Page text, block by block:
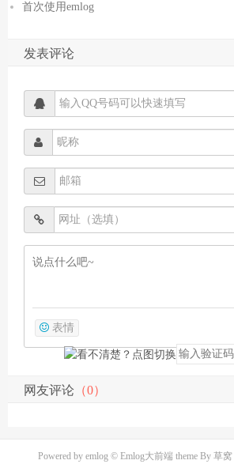
首次使用emlog
发表评论
表情
网友评论 （0）
Powered by emlog © Emlog大前端 theme By 草窝